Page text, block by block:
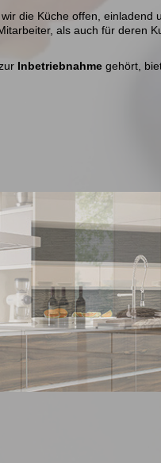
die Küche offen,
als auch für deren
Inbetriebnahme gehört,